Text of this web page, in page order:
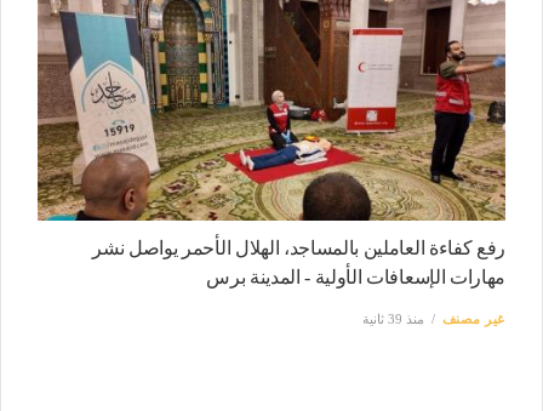
رفع كفاءة العاملين بالمساجد، الهلال الأحمر يواصل نشر
مهارات الإسعافات الأولية - المدينة برس
غير مصنف منذ 39 ثانية